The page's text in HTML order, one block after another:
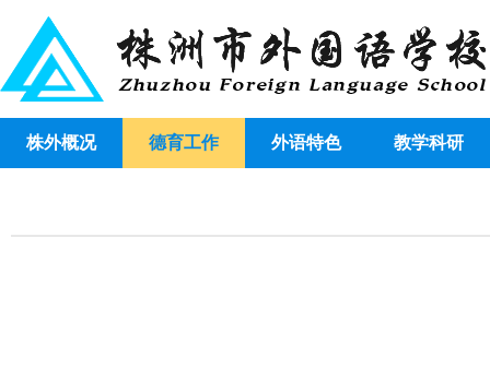
株外概况 德育工作 外语特色 教学科研